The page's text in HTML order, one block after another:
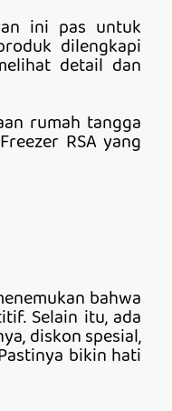
ini pas untuk
dilengkapi
detail dan
rumah tangga
RSA yang
bahwa
Selain itu, ada
diskon spesial,
bikin hati